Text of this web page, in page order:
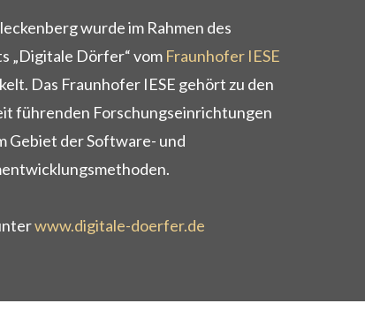
wurde im Rahmen des
„Digitale Dörfer“ vom Fraunhofer IESE
Das Fraunhofer IESE gehört zu den
führenden Forschungseinrichtungen
Gebiet der Software- und
www.digitale-doerfer.de